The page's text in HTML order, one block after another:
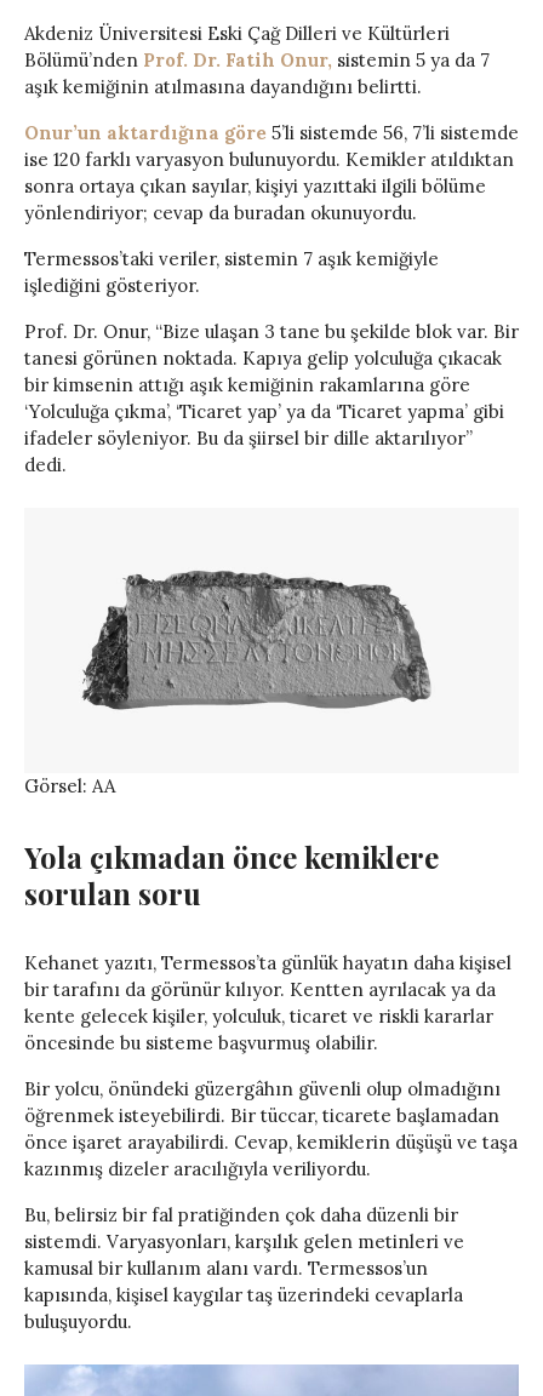
Akdeniz Üniversitesi Eski Çağ Dilleri ve Kültürleri
Bölümü’nden Prof. Dr. Fatih Onur, sistemin 5 ya da 7
aşık kemiğinin atılmasına dayandığını belirtti.
Onur’un aktardığına göre 5’li sistemde 56, 7’li sistemde
ise 120 farklı varyasyon bulunuyordu. Kemikler atıldıktan
sonra ortaya çıkan sayılar, kişiyi yazıttaki ilgili bölüme
yönlendiriyor; cevap da buradan okunuyordu.
Termessos’taki veriler, sistemin 7 aşık kemiğiyle
işlediğini gösteriyor.
Prof. Dr. Onur, “Bize ulaşan 3 tane bu şekilde blok var. Bir
tanesi görünen noktada. Kapıya gelip yolculuğa çıkacak
bir kimsenin attığı aşık kemiğinin rakamlarına göre
‘Yolculuğa çıkma’, ‘Ticaret yap’ ya da ‘Ticaret yapma’ gibi
ifadeler söyleniyor. Bu da şiirsel bir dille aktarılıyor”
dedi.
Görsel: AA
Yola çıkmadan önce kemiklere
sorulan soru
Kehanet yazıtı, Termessos’ta günlük hayatın daha kişisel
bir tarafını da görünür kılıyor. Kentten ayrılacak ya da
kente gelecek kişiler, yolculuk, ticaret ve riskli kararlar
öncesinde bu sisteme başvurmuş olabilir.
Bir yolcu, önündeki güzergâhın güvenli olup olmadığını
öğrenmek isteyebilirdi. Bir tüccar, ticarete başlamadan
önce işaret arayabilirdi. Cevap, kemiklerin düşüşü ve taşa
kazınmış dizeler aracılığıyla veriliyordu.
Bu, belirsiz bir fal pratiğinden çok daha düzenli bir
sistemdi. Varyasyonları, karşılık gelen metinleri ve
kamusal bir kullanım alanı vardı. Termessos’un
kapısında, kişisel kaygılar taş üzerindeki cevaplarla
buluşuyordu.